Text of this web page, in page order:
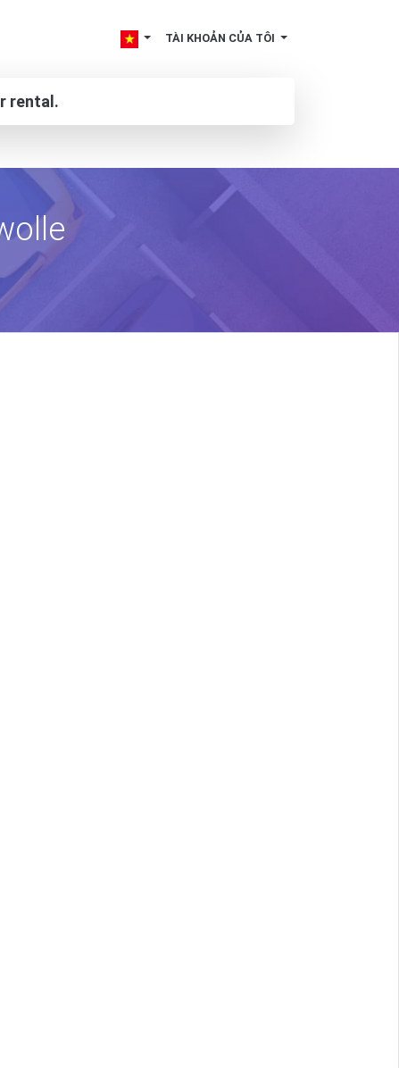
TÀI KHOẢN CỦA TÔI
rental.